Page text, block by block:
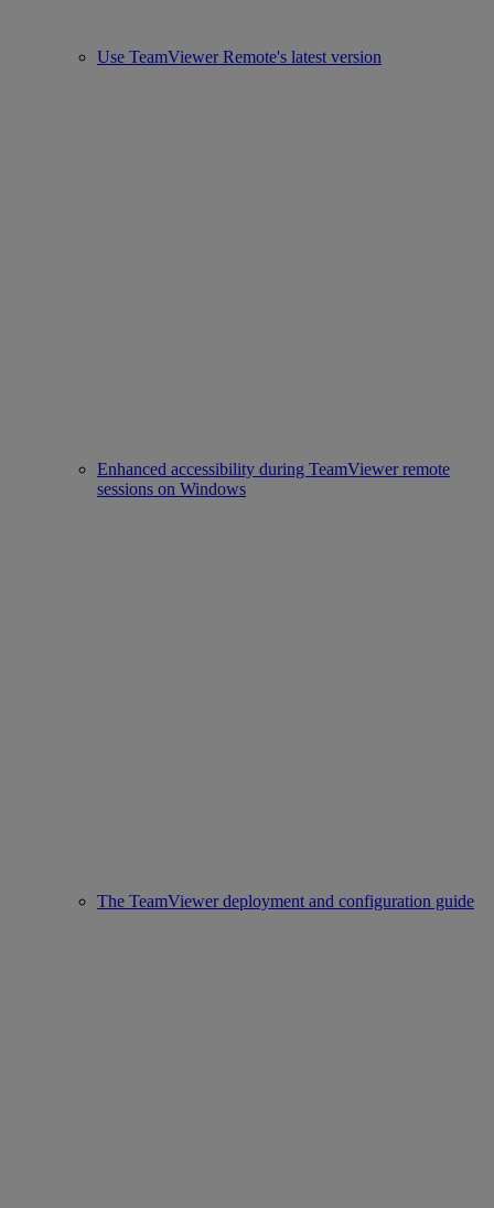
Use TeamViewer Remote's latest version
Enhanced accessibility during TeamViewer remote
sessions on Windows
The TeamViewer deployment and configuration guide